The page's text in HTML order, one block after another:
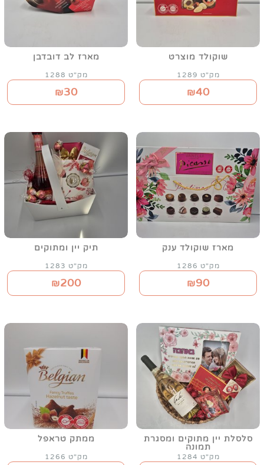
שוקולד מוצרט
מק"ט 1289
₪40
מארז לב דובדבן
מק"ט 1288
₪30
מארז שוקולד ענק
מק"ט 1286
₪90
תיק יין ומתוקים
מק"ט 1283
₪200
סלסלת יין מתוקים ומסגרת
תמונה
מק"ט 1284
ממתק טראפל
מק"ט 1266